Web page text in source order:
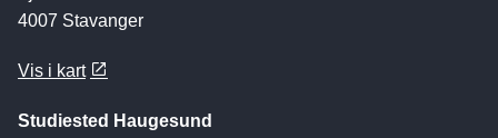
4007 Stavanger
Vis i kart
Studiested Haugesund